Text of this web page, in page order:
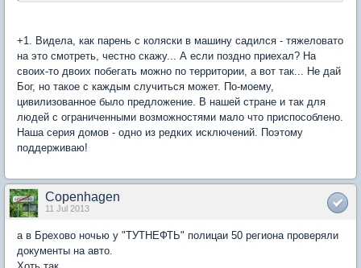
+1. Видела, как парень с коляски в машину садился - тяжеловато
на это смотреть, честно скажу... А если поздно приехал? На
своих-то двоих побегать можно по территории, а вот так... Не дай
Бог, но такое с каждым случиться может. По-моему,
цивилизованное было предложение. В нашей стране и так для
людей с ограниченными возможностями мало что приспособлено.
Наша серия домов - одно из редких исключений. Поэтому
поддерживаю!
Copenhagen
11 Jul 2013
а в Брехово ночью у "ТУТНЕФТЬ" полицаи 50 региона проверяли
документы на авто.